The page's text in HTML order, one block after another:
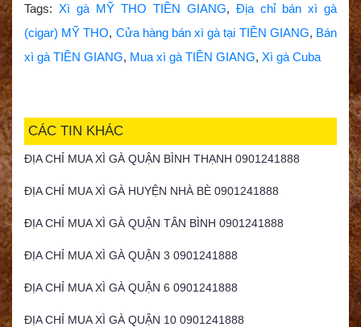
Tags: Xì gà MỸ THO TIỀN GIANG, Địa chỉ bán xì gà
(cigar) MỸ THO, Cửa hàng bán xì gà tại TIỀN GIANG, Bán
xì gà TIỀN GIANG, Mua xì gà TIỀN GIANG, Xì gà Cuba
CÁC TIN KHÁC
ĐỊA CHỈ MUA XÌ GÀ QUẬN BÌNH THẠNH 0901241888
ĐỊA CHỈ MUA XÌ GÀ HUYỆN NHÀ BÈ 0901241888
ĐỊA CHỈ MUA XÌ GÀ QUẬN TÂN BÌNH 0901241888
ĐỊA CHỈ MUA XÌ GÀ QUẬN 3 0901241888
ĐỊA CHỈ MUA XÌ GÀ QUẬN 6 0901241888
ĐỊA CHỈ MUA XÌ GÀ QUẬN 10 0901241888